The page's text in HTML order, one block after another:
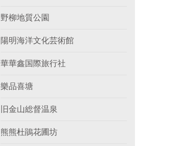
野柳地質公園
陽明海洋文化芸術館
華華鑫国際旅行社
樂品喜塘
旧金山総督温泉
熊熊杜鵑花圃坊